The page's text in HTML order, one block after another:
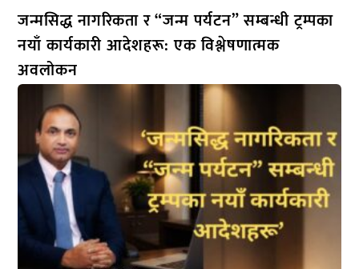
जन्मसिद्ध नागरिकता र “जन्म पर्यटन” सम्बन्धी ट्रम्पका
नयाँ कार्यकारी आदेशहरू: एक विश्लेषणात्मक
अवलोकन